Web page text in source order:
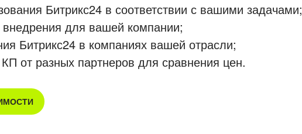
Битрикс24 в соответствии с вашими задачами;
внедрения для вашей компании;
Битрикс24 в компаниях вашей отрасли;
от разных партнеров для сравнения цен.